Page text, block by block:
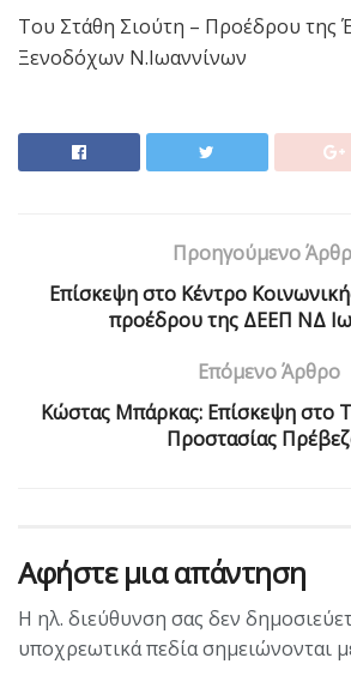
Του Στάθη Σιούτη – Προέδρου της
Ξενοδόχων Ν.Ιωαννίνων
Προηγούμενο
Επίσκεψη στο Κέντρο
προέδρου της ΔΕΕΠ ΝΔ
Επόμενο Άρθρο
Κώστας Μπάρκας: Επίσκεψη στο
Προστασίας
Αφήστε μια απάντηση
Η ηλ. διεύθυνση σας δεν
υποχρεωτικά πεδία σημειώνονται